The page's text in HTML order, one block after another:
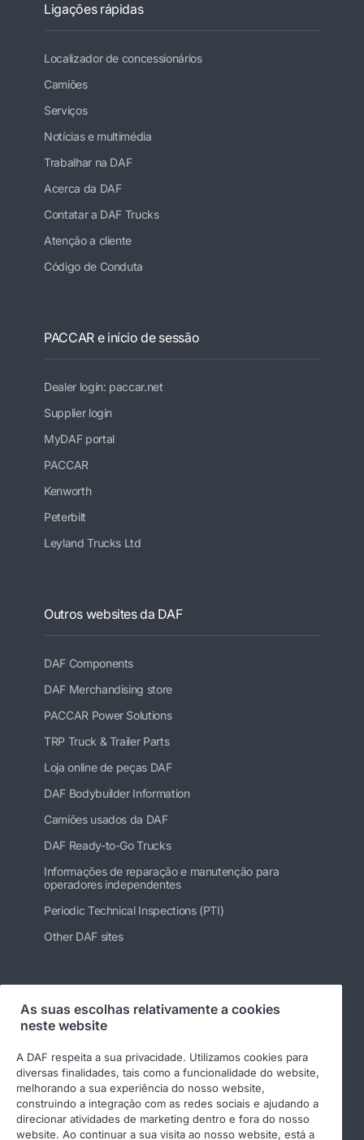
Ligações rápidas
Localizador de concessionários
Camiões
Serviços
Notícias e multimédia
Trabalhar na DAF
Acerca da DAF
Contatar a DAF Trucks
Atenção a cliente
Código de Conduta
PACCAR e início de sessão
Dealer login: paccar.net
Supplier login
MyDAF portal
PACCAR
Kenworth
Peterbilt
Leyland Trucks Ltd
Outros websites da DAF
DAF Components
DAF Merchandising store
PACCAR Power Solutions
TRP Truck & Trailer Parts
Loja online de peças DAF
DAF Bodybuilder Information
Camiões usados da DAF
DAF Ready-to-Go Trucks
Informações de reparação e manutenção para
operadores independentes
Periodic Technical Inspections (PTI)
Other DAF sites
Siga-nos
As suas escolhas relativamente a cookies
neste website
A DAF respeita a sua privacidade. Utilizamos cookies para
diversas finalidades, tais como a funcionalidade do website,
melhorando a sua experiência do nosso website,
construindo a integração com as redes sociais e ajudando a
direcionar atividades de marketing dentro e fora do nosso
website. Ao continuar a sua visita ao nosso website, está a